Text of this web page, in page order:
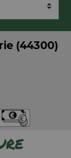
(44300)